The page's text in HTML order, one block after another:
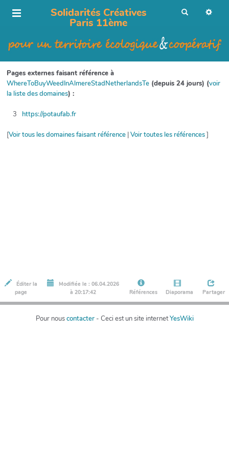
Solidarités Créatives
Paris 11ème
r
Pages externes faisant référence à
WhereToBuyWeedInAlmereStadNetherlandsTe (depuis 24 jours) (voir
la liste des domaines) :
3 https://potaufab.fr
[Voir tous les domaines faisant référence |Voir toutes les références]
Éditer la
page
Modifiée le : 06.04.2026
à 20:17:42
Références Diaporama Partager
Pour nouscontacter- Ceci est un site internetYesWiki